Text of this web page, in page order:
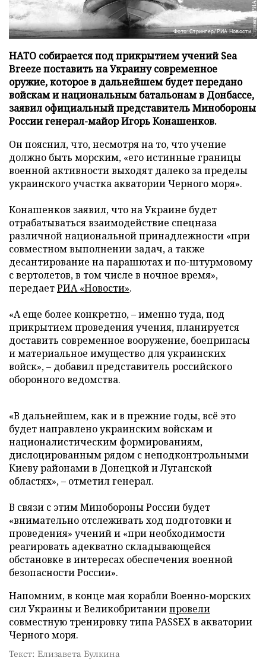
Фото: Стрингер/РИА Новости
НАТО собирается под прикрытием учений Sea
Breeze поставить на Украину современное
оружие, которое в дальнейшем будет передано
войскам и национальным батальонам в Донбассе,
заявил официальный представитель Минобороны
России генерал-майор Игорь Конашенков.
Он пояснил, что, несмотря на то, что учение
должно быть морским, «его истинные границы
военной активности выходят далеко за пределы
украинского участка акватории Черного моря».
Конашенков заявил, что на Украине будет
отрабатываться взаимодействие спецназа
различной национальной принадлежности «при
совместном выполнении задач, а также
десантирование на парашютах и по-штурмовому
с вертолетов, в том числе в ночное время»,
передаетРИА «Новости».
«А еще более конкретно, – именно туда, под
прикрытием проведения учения, планируется
доставить современное вооружение, боеприпасы
и материальное имущество для украинских
войск», – добавил представитель российского
оборонного ведомства.
«В дальнейшем, как и в прежние годы, всё это
будет направлено украинским войскам и
националистическим формированиям,
дислоцированным рядом с неподконтрольными
Киеву районами в Донецкой и Луганской
областях», – отметил генерал.
В связи с этим Минобороны России будет
«внимательно отслеживать ход подготовки и
проведения» учений и «при необходимости
реагировать адекватно складывающейся
обстановке в интересах обеспечения военной
безопасности России».
Напомним, в конце мая корабли Военно-морских
сил Украины и Великобританиипровели
совместную тренировку типа PASSEX в акватории
Черного моря.
Текст: Елизавета Булкина